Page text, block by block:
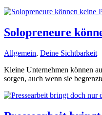
Solopreneure
Allgemein, Deine Sichtbarkeit
Kleine Unternehmen können
sorgen, auch wenn sie